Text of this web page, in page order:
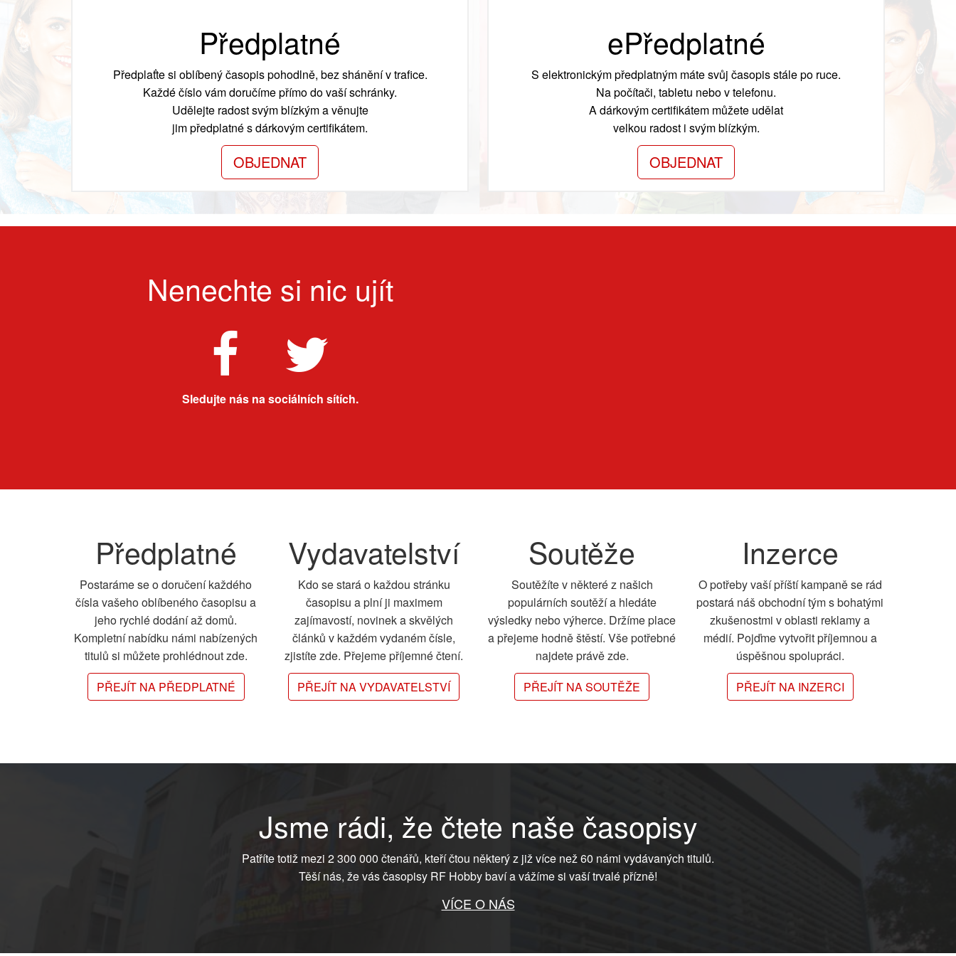
Předplatné
Předplaťte si oblíbený časopis pohodlně, bez shánění v trafice.
Každé číslo vám doručíme přímo do vaší schránky.
Udělejte radost svým blízkým a věnujte
jim předplatné s dárkovým certifikátem.
OBJEDNAT
ePředplatné
S elektronickým předplatným máte svůj časopis stále po ruce.
Na počítači, tabletu nebo v telefonu.
A dárkovým certifikátem můžete udělat
velkou radost i svým blízkým.
OBJEDNAT
Nenechte si nic ujít
Sledujte nás na sociálních sítích.
Předplatné
Postaráme se o doručení každého
čísla vašeho oblíbeného časopisu a
jeho rychlé dodání až domů.
Kompletní nabídku námi nabízených
titulů si můžete prohlédnout zde.
PŘEJÍT NA PŘEDPLATNÉ
Vydavatelství
Kdo se stará o každou stránku
časopisu a plní ji maximem
zajímavostí, novinek a skvělých
článků v každém vydaném čísle,
zjistíte zde. Přejeme příjemné čtení.
PŘEJÍT NA VYDAVATELSTVÍ
Soutěže
Soutěžíte v některé z našich
populárních soutěží a hledáte
výsledky nebo výherce. Držíme place
a přejeme hodně štěstí. Vše potřebné
najdete právě zde.
PŘEJÍT NA SOUTĚŽE
Inzerce
O potřeby vaší příští kampaně se rád
postará náš obchodní tým s bohatými
zkušenostmi v oblasti reklamy a
médií. Pojďme vytvořit příjemnou a
úspěšnou spolupráci.
PŘEJÍT NA INZERCI
Jsme rádi, že čtete naše časopisy
Patříte totiž mezi 2 300 000 čtenářů, kteří čtou některý z již více než 60 námi vydávaných titulů.
Těší nás, že vás časopisy RF Hobby baví a vážíme si vaší trvalé přízně!
VÍCE O NÁS